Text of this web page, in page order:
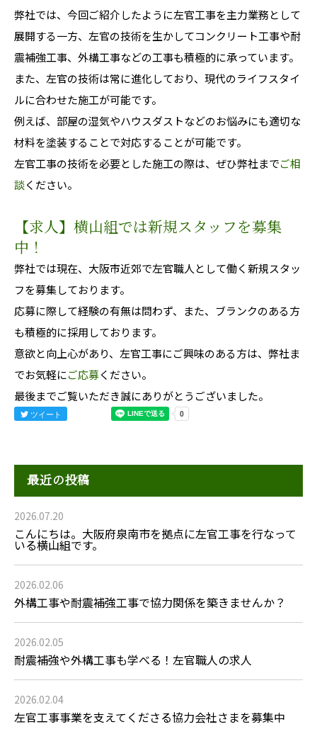
弊社では、今回ご紹介したように左官工事を主力業務として
展開する一方、左官の技術を生かしてコンクリート工事や耐
震補強工事、外構工事などの工事も積極的に承っています。
また、左官の技術は常に進化しており、現代のライフスタイ
ルに合わせた施工が可能です。
例えば、部屋の湿気やハウスダストなどのお悩みにも適切な
材料を塗装することで対応することが可能です。
左官工事の技術を必要とした施工の際は、ぜひ弊社までご相
談ください。
【求人】横山組では新規スタッフを募集
中！
弊社では現在、大阪市近郊で左官職人として働く新規スタッ
フを募集しております。
応募に際して経験の有無は問わず、また、ブランクのある方
も積極的に採用しております。
意欲と向上心があり、左官工事にご興味のある方は、弊社ま
でお気軽にご応募ください。
最後までご覧いただき誠にありがとうございました。
ツイート
最近の投稿
2026.07.20
こんにちは。大阪府泉南市を拠点に左官工事を行なって
いる横山組です。
2026.02.06
外構工事や耐震補強工事で協力関係を築きませんか？
2026.02.05
耐震補強や外構工事も学べる！左官職人の求人
2026.02.04
左官工事事業を支えてくださる協力会社さまを募集中